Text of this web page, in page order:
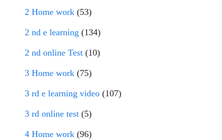
2 Home work (53)
2 nd e learning (134)
2 nd online Test (10)
3 Home work (75)
3 rd e learning video (107)
3 rd online test (5)
4 Home work (96)